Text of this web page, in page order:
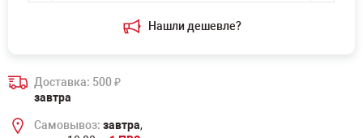
Нашли дешевле?
Доставка: 500₽
завтра
Самовывоз: завтра,